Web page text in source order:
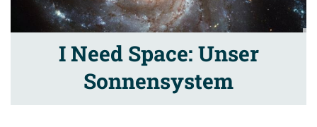
I Need Space: Unser
Sonnensystem